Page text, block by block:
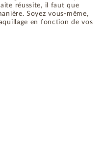
réussite, il faut que
Soyez vous-même,
en fonction de vos